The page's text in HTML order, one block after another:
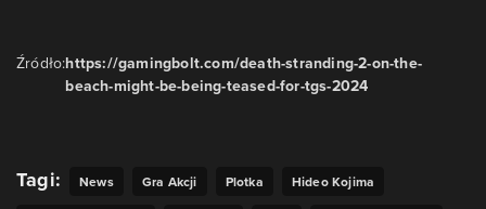
Źródło:https://gamingbolt.com/death-stranding-2-on-the-
beach-might-be-being-teased-for-tgs-2024
Tagi: News Gra Akcji Plotka Hideo Kojima